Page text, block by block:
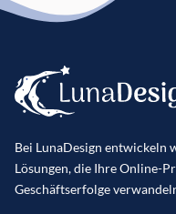
Bei LunaDesign entwickeln
Lösungen, die Ihre Online-
Geschäftserfolge